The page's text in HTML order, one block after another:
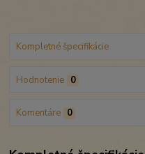
Kompletné špecifikácie
Hodnotenie 0
Komentáre 0